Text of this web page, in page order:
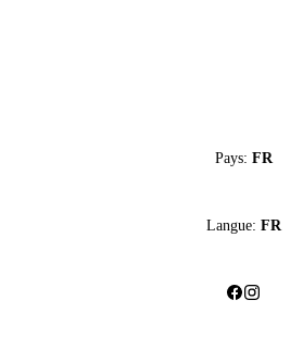
Pays: FR
Langue: FR